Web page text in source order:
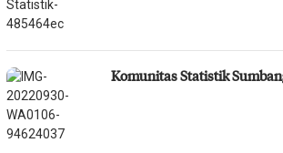
Komunitas Statistik